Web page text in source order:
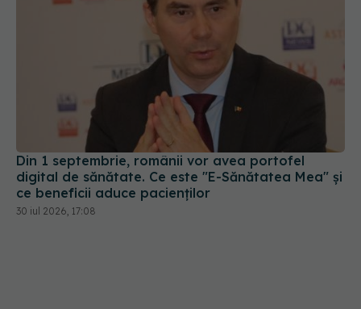
Din 1 septembrie, românii vor avea portofel
digital de sănătate. Ce este "E-Sănătatea Mea" și
ce beneficii aduce pacienților
30 iul 2026, 17:08